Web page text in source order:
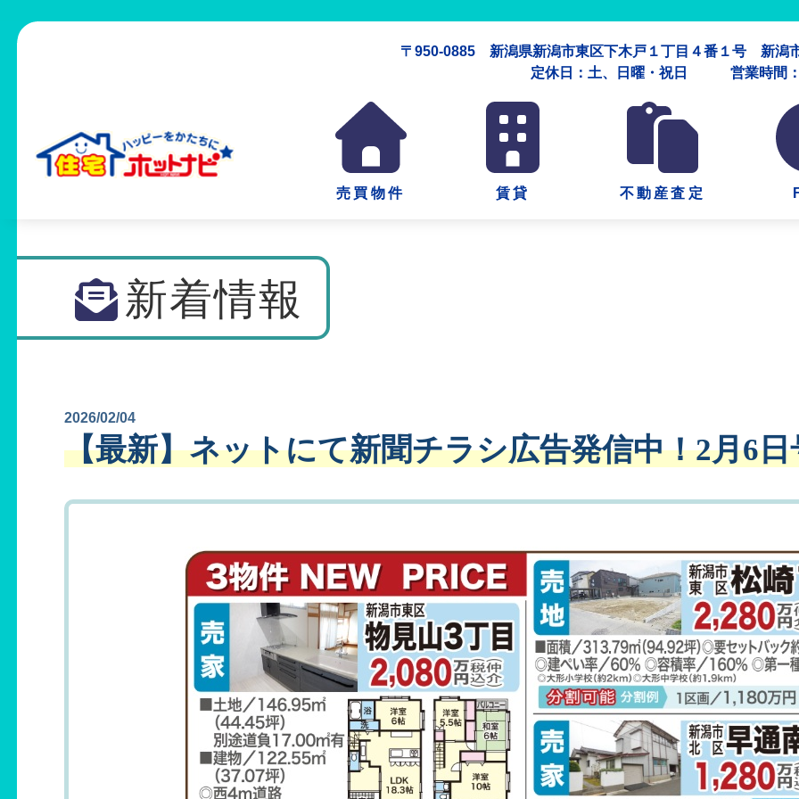
〒950-0885 新潟県新潟市東区下木戸１丁目４番１号 新潟
定休日：土、日曜・祝日 営業時間：
売買物件 賃貸 不動産査定
新着情報
2026/02/04
【最新】ネットにて新聞チラシ広告発信中！2月6日